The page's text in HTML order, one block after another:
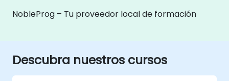
NobleProg – Tu proveedor local de formación
Descubra nuestros cursos